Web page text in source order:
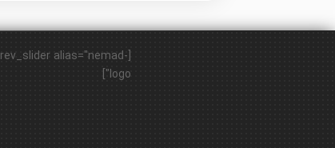
[rev_slider alias="nemad-
logo"]